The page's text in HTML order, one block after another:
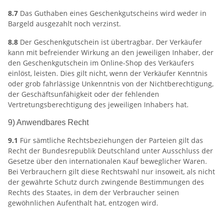
8.7 Das Guthaben eines Geschenkgutscheins wird weder in
Bargeld ausgezahlt noch verzinst.
8.8 Der Geschenkgutschein ist übertragbar. Der Verkäufer
kann mit befreiender Wirkung an den jeweiligen Inhaber, der
den Geschenkgutschein im Online-Shop des Verkäufers
einlöst, leisten. Dies gilt nicht, wenn der Verkäufer Kenntnis
oder grob fahrlässige Unkenntnis von der Nichtberechtigung,
der Geschäftsunfähigkeit oder der fehlenden
Vertretungsberechtigung des jeweiligen Inhabers hat.
9) Anwendbares Recht
9.1 Für sämtliche Rechtsbeziehungen der Parteien gilt das
Recht der Bundesrepublik Deutschland unter Ausschluss der
Gesetze über den internationalen Kauf beweglicher Waren.
Bei Verbrauchern gilt diese Rechtswahl nur insoweit, als nicht
der gewährte Schutz durch zwingende Bestimmungen des
Rechts des Staates, in dem der Verbraucher seinen
gewöhnlichen Aufenthalt hat, entzogen wird.